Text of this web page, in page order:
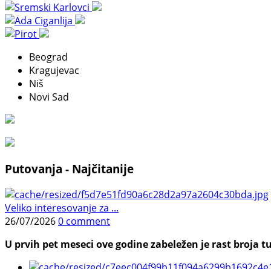
Beograd
Kragujevac
Niš
Novi Sad
Putovanja - Najčitanije
Veliko interesovanje za ...
26/07/20260 comment
U prvih pet meseci ove godine zabeležen je rast